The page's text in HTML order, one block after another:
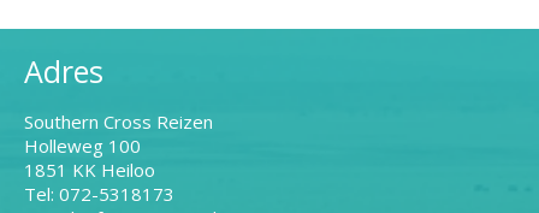
Adres
Southern Cross Reizen
Holleweg 100
1851 KK Heiloo
Tel: 072-5318173